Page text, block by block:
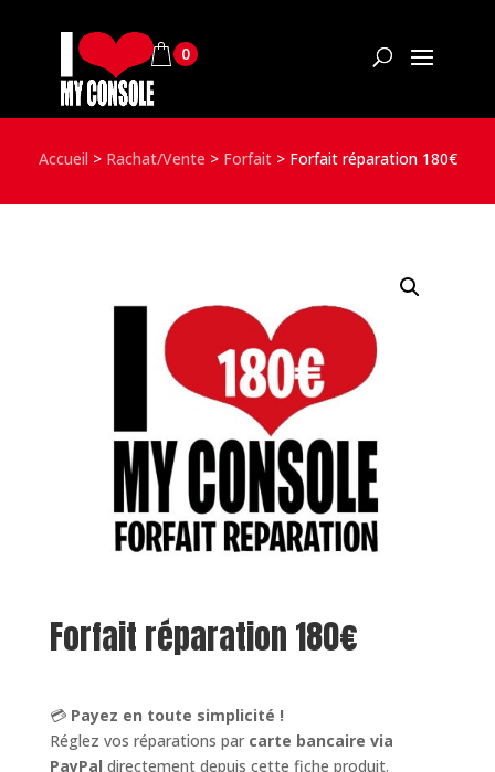
0
Accueil > Rachat/Vente > Forfait> Forfait réparation 180€
Forfait réparation 180€
💳 Payez en toute simplicité !
Réglez vos réparations par carte bancaire via
PayPal directement depuis cette fiche produit.